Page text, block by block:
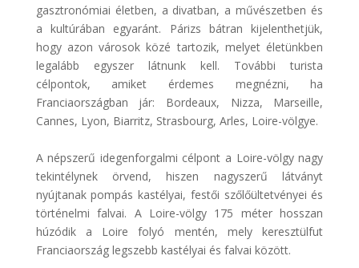
gasztronómiai életben, a divatban, a művészetben és
a kultúrában egyaránt. Párizs bátran kijelenthetjük,
hogy azon városok közé tartozik, melyet életünkben
legalább egyszer látnunk kell. További turista
célpontok, amiket érdemes megnézni, ha
Franciaországban jár: Bordeaux, Nizza, Marseille,
Cannes, Lyon, Biarritz, Strasbourg, Arles, Loire-völgye.
A népszerű idegenforgalmi célpont a Loire-völgy nagy
tekintélynek örvend, hiszen nagyszerű látványt
nyújtanak pompás kastélyai, festői szőlőültetvényei és
történelmi falvai. A Loire-völgy 175 méter hosszan
húzódik a Loire folyó mentén, mely keresztülfut
Franciaország legszebb kastélyai és falvai között.